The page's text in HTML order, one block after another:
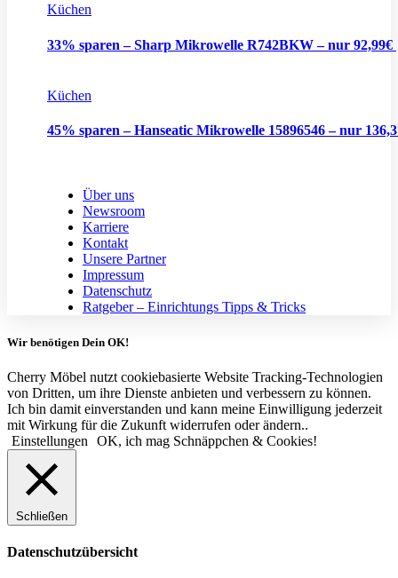
Küchen
33% sparen – Sharp Mikrowelle R742BKW – nur 92,99€
Küchen
45% sparen – Hanseatic Mikrowelle 15896546 – nur
Über uns
Newsroom
Karriere
Kontakt
Unsere Partner
Impressum
Datenschutz
Ratgeber – Einrichtungs Tipps & Tricks
Wir benötigen Dein OK!
Cherry Möbel nutzt cookiebasierte Website Tracking-Technologien
von Dritten, um ihre Dienste anbieten und verbessern zu können.
Ich bin damit einverstanden und kann meine Einwilligung jederzeit
mit Wirkung für die Zukunft widerrufen oder ändern..
Einstellungen
OK, ich mag Schnäppchen & Cookies!
Schließen
Datenschutzübersicht